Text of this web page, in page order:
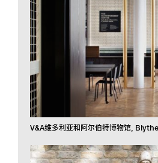
V&A维多利亚和阿尔伯特博物馆,